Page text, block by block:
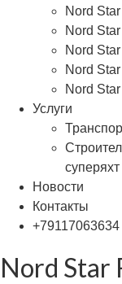
Nord
Nord
Nord
Nord
Nord
Услуги
Новости
Контакты
+79117063634
Nord Star